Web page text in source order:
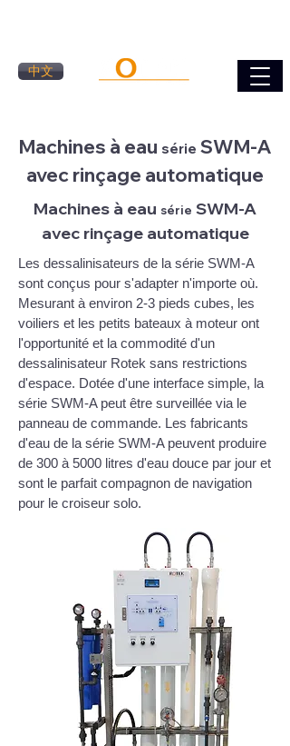
中文
Machines à eau série SWM-A
avec rinçage automatique
Machines à eau série SWM-A
avec rinçage automatique
Les dessalinisateurs de la série SWM-A
sont conçus pour s'adapter n'importe où.
Mesurant à environ 2-3 pieds cubes, les
voiliers et les petits bateaux à moteur ont
l'opportunité et la commodité d'un
dessalinisateur Rotek sans restrictions
d'espace. Dotée d'une interface simple, la
série SWM-A peut être surveillée via le
panneau de commande. Les fabricants
d'eau de la série SWM-A peuvent produire
de 300 à 5000 litres d'eau douce par jour et
sont le parfait compagnon de navigation
pour le croiseur solo.